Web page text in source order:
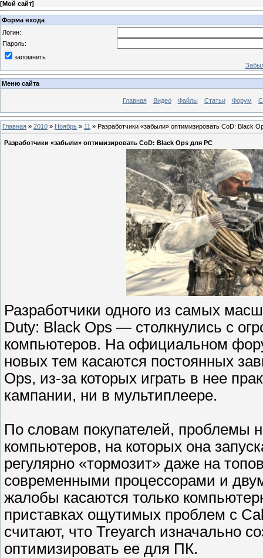
[Мой сайт]
Форма входа
Логин:
Пароль:
запомнить
Меню сайта
Главная Видео Файлы Статьи Форум
Главная » 2010 » Ноябрь » 11 » Разработчики «забыли» оптимизировать CoD: Black
Разработчики «забыли» оптимизировать CoD: Black Ops для PC
Разработчики одного из самых
Duty: Black Ops — столкнулись с
компьютеров. На официальном
новых тем касаются постоянных
Ops, из-за которых играть в нее
кампании, ни в мультиплеере.
По словам покупателей, проблемы
компьютеров, на которых она
регулярно «тормозит» даже на
современными процессорами и
жалобы касаются только
приставках ощутимых проблем с
считают, что Treyarch изначально
оптимизировать ее для ПК.